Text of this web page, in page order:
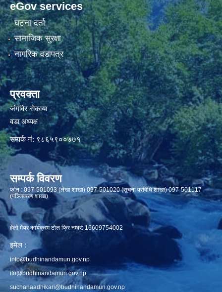
eGov services
घटना दर्ता
सामाजिक सुरक्षा
नागरिक वडापत्र
प्रवक्ता
जंगविर रोकाया
वडा अध्यक्ष
सम्पर्क नं: ९८६५९००७७१
सम्पर्क विवरण
फाेन : 097-501093 (लेखा शाखा) 097-501020 (सूचना प्रविधि शाखा) 097-501117
(पञ्जिकरण शाखा)
हेलो मेयर कार्यक्रम टोल फ्रि नम्बर: 16609754002
इमेल :
info@budhinandamun.gov.np
ito@budhinandamun.gov.np
suchanaadhikari@budhinandamun.gov.np